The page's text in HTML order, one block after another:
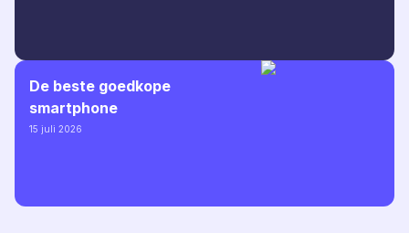
De beste goedkope
smartphone
15 juli 2026